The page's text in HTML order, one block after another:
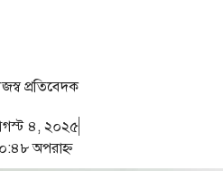
প্রতিবেদক
৪, ২০২৫
অপরাহ্ণ